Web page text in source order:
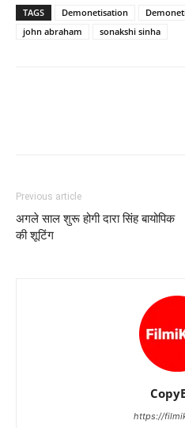
TAGS Demonetisation
john abraham
sonakshi sinha
Previous article
अगले साल शुरू होगी दारा सिंह बायोपिक
की शूटिंग
https://